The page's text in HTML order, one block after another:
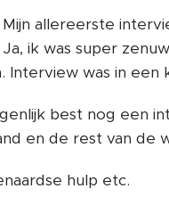
allereerste
ik was super
was in een
best nog een
en de rest van de
hulp etc.